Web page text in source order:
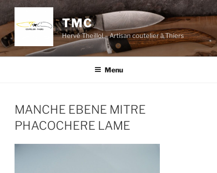
Aller
contenu
principal
TMC
Hervé Theillol – Artisan coutelier à Thiers
Menu
MANCHE EBENE MITRE
PHACOCHERE LAME